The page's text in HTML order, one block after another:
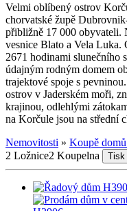
Velmi oblíbený ostrov
chorvatské župě
přibližně 17 000 obyvateli.
vesnice Blato a Vela Luka.
2671 hodinami slunečního
údajným rodným domem
trajektové spoje s
ostrov v Jaderském moři,
krajinou, odlehlými
na Korčule jsou na střední
Nemovitosti » Koupě
2 Ložnice2 Koupelna Tisk